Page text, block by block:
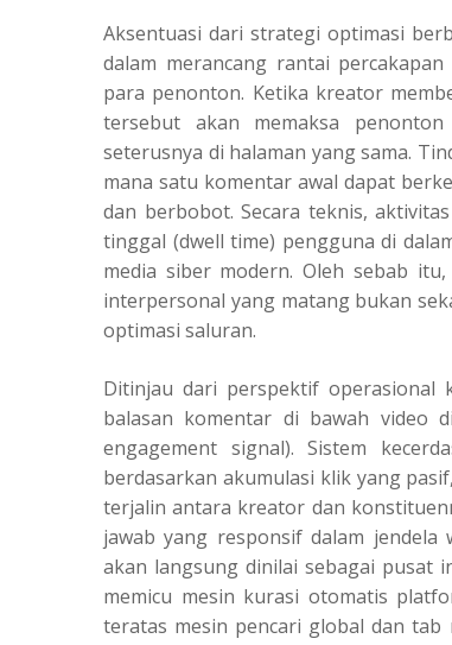
Aksentuasi dari strategi optimasi
dalam merancang rantai
para penonton. Ketika kreator
tersebut akan memaksa
seterusnya di halaman yang sama.
mana satu komentar awal dapat
dan berbobot. Secara teknis,
tinggal (dwell time) pengguna di
media siber modern. Oleh sebab
interpersonal yang matang bukan
optimasi saluran.
Ditinjau dari perspektif operasional
balasan komentar di bawah video
engagement signal). Sistem
berdasarkan akumulasi klik yang
terjalin antara kreator dan
jawab yang responsif dalam
akan langsung dinilai sebagai pusat
memicu mesin kurasi otomatis
teratas mesin pencari global dan tab